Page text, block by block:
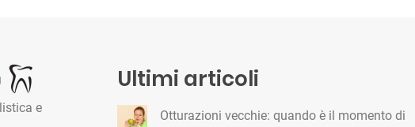
e
Ultimi articoli
Otturazioni vecchie: quando è il momento di